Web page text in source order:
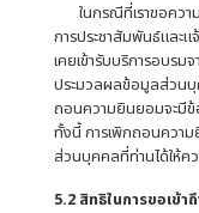
ในกรณีที่เราขอควา
การประชาสัมพันธ์และแ
เคยเข้ารับบริการอบรม
ประมวลผลข้อมูลส่วนบุ
ถอนความยินยอมจะมีข้
ทั้งนี้ การเพิกถอนควา
ส่วนบุคคลที่ท่านได้ให้
5.2 สิทธิในการขอเข้